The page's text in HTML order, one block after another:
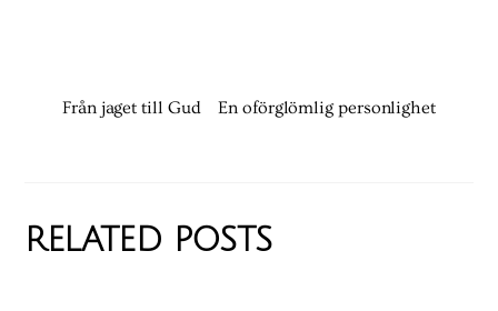
Från jaget till Gud En oförglömlig personlighet
RELATED POSTS